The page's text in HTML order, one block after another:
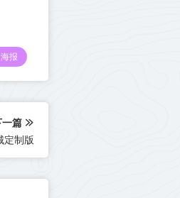
海报
篇
定制版